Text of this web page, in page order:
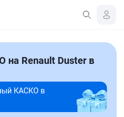
на Renault Duster в
КАСКО в